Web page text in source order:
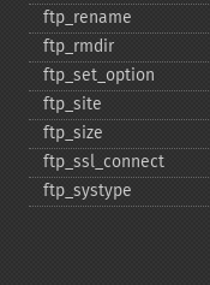
ftp_​rename
ftp_​rmdir
ftp_​set_​option
ftp_​site
ftp_​size
ftp_​ssl_​connect
ftp_​systype